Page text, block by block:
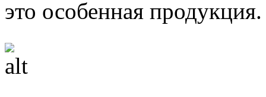
это особенная продукция.